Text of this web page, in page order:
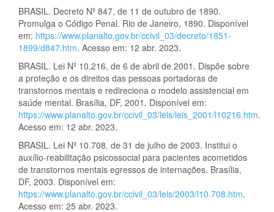
BRASIL. Decreto Nº 847, de 11 de outubro de 1890.
Promulga o Código Penal. Rio de Janeiro, 1890. Disponível
em: https://www.planalto.gov.br/ccivil_03/decreto/1851-
1899/d847.htm. Acesso em: 12 abr. 2023.
BRASIL. Lei Nº 10.216, de 6 de abril de 2001. Dispõe sobre
a proteção e os direitos das pessoas portadoras de
transtornos mentais e redireciona o modelo assistencial em
saúde mental. Brasília, DF, 2001. Disponível em:
https://www.planalto.gov.br/ccivil_03/leis/leis_2001/l10216.htm.
Acesso em: 12 abr. 2023.
BRASIL. Lei Nº 10.708, de 31 de julho de 2003. Institui o
auxílio-reabilitação psicossocial para pacientes acometidos
de transtornos mentais egressos de internações. Brasília,
DF, 2003. Disponível em:
https://www.planalto.gov.br/ccivil_03/leis/2003/l10.708.htm.
Acesso em: 25 abr. 2023.